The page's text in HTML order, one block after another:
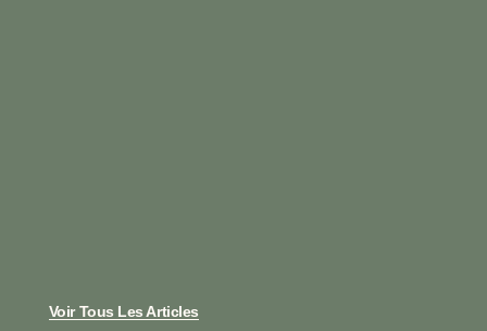
Voir Tous Les Articles